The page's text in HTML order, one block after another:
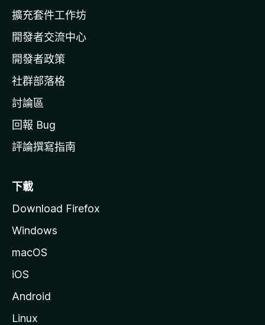
a
官
網
擴充套件工作坊
開發者交流中心
開發者政策
社群部落格
討論區
回報 Bug
評論撰寫指南
下載
Download Firefox
Windows
macOS
iOS
Android
Linux